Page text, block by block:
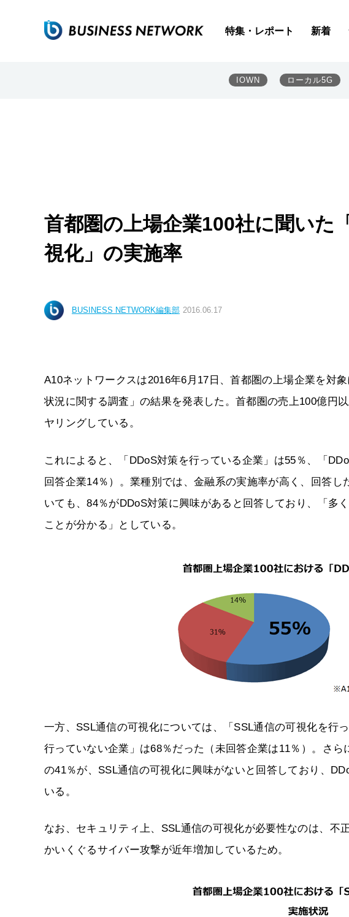
特集・レポート 新着
IOWN ローカル5G
首都圏の上場企業100社に聞いた
視化」の実施率
BUSINESS NETWORK編集部 2016.06.17
A10ネットワークスは2016年6月17日、首都圏の上場企業を対
状況に関する調査」の結果を発表した。首都圏の売上100億円
ヤリングしている。
これによると、「DDoS対策を行っている企業」は55％、「
回答企業14％）。業種別では、金融系の実施率が高く、回答
いても、84％がDDoS対策に興味があると回答しており、「多
ことが分かる」としている。
一方、SSL通信の可視化については、「SSL通信の可視化を行
行っていない企業」は68％だった（未回答企業は11％）。さら
の41％が、SSL通信の可視化に興味がないと回答しており、
いる。
なお、セキュリティ上、SSL通信の可視化が必要性なのは、不
かいくぐるサイバー攻撃が近年増加しているため。